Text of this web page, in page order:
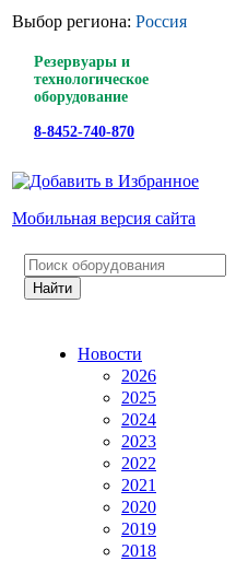
Выбор региона: Россия
Резервуары и
технологическое
оборудование
8-8452-740-870
Мобильная версия сайта
Новости
2026
2025
2024
2023
2022
2021
2020
2019
2018